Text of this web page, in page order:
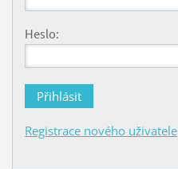
Heslo:
Registrace nového uživatele